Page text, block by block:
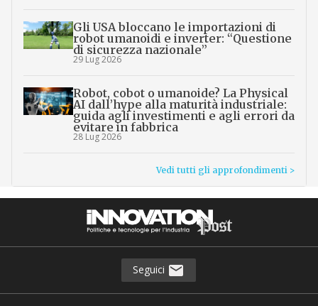
Gli USA bloccano le importazioni di
robot umanoidi e inverter: “Questione
di sicurezza nazionale”
29 Lug 2026
Robot, cobot o umanoide? La Physical
AI dall’hype alla maturità industriale:
guida agli investimenti e agli errori da
evitare in fabbrica
28 Lug 2026
Vedi tutti gli approfondimenti >
Seguici